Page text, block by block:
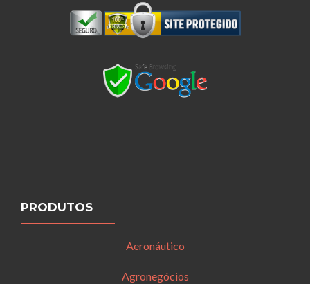
PRODUTOS
Aeronáutico
Agronegócios